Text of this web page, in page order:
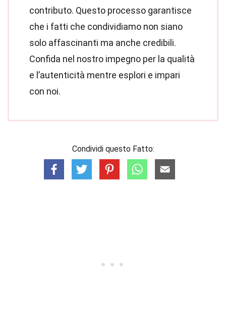
contributo. Questo processo garantisce
che i fatti che condividiamo non siano
solo affascinanti ma anche credibili.
Confida nel nostro impegno per la qualità
e l’autenticità mentre esplori e impari
con noi.
Condividi questo Fatto: